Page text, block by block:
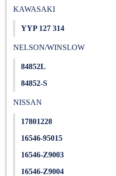
KAWASAKI
YYP 127 314
NELSON/WINSLOW
84852L
84852-S
NISSAN
17801228
16546-95015
16546-Z9003
16546-Z9004